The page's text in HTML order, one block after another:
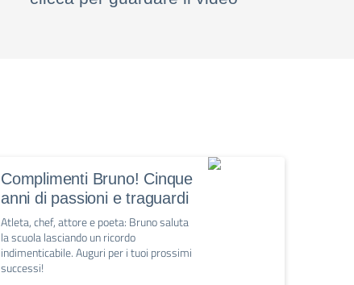
Complimenti Bruno! Cinque
anni di passioni e traguardi
Atleta, chef, attore e poeta: Bruno saluta
la scuola lasciando un ricordo
indimenticabile. Auguri per i tuoi prossimi
successi!